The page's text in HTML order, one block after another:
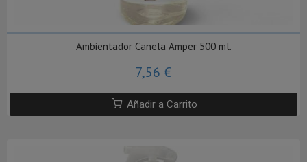
Ambientador Canela Amper 500 ml.
7,56 €
Añadir a Carrito